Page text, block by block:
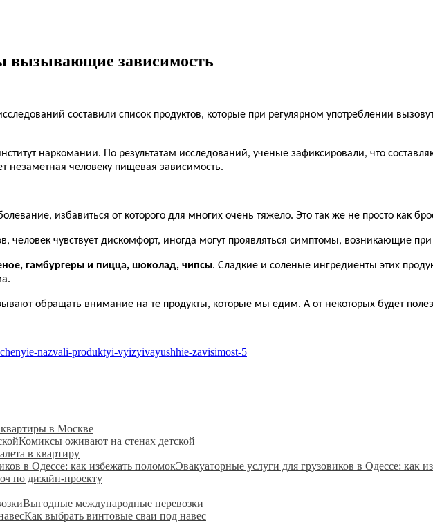
вызывающие зависимость
составили список продуктов, которые при регулярном употреблении
наркомании. По результатам исследований, ученые зафиксировали, что
незаметная человеку пищевая зависимость.
избавиться от которого для многих очень тяжело. Это так же не просто как
человек чувствует дискомфорт, иногда могут проявляться симптомы, возникающие
гамбургеры и пицца, шоколад, чипсы. Сладкие и соленые ингредиенты этих
обращать внимание на те продукты, которые мы едим. А от некоторых будет
квартиры в Москве
Комиксы оживают на стенах детской
в квартиру
Эвакуаторные услуги для грузовиков в Одессе: как
по дизайн-проекту
Выгодные международные перевозки
Как выбрать винтовые сваи под навес